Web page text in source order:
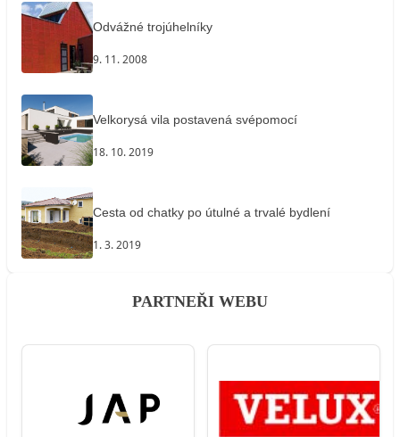
Odvážné trojúhelníky
9. 11. 2008
Velkorysá vila postavená svépomocí
18. 10. 2019
Cesta od chatky po útulné a trvalé bydlení
1. 3. 2019
PARTNEŘI WEBU